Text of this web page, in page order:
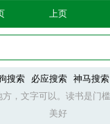
上页
搜索 必应搜索 神马搜索
，文字可以。读书是门
美好